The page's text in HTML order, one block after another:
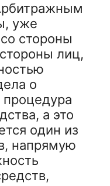
уже
стороны
лиц,
о
процедура
а это
один из
напрямую